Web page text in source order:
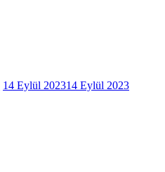
14 Eylül 202314 Eylül 2023